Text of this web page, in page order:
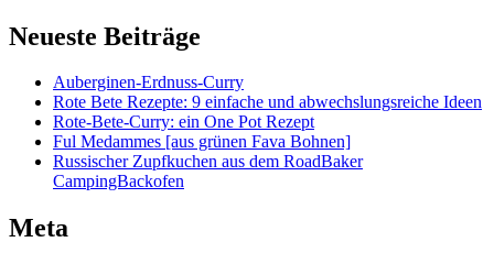
Neueste Beiträge
Auberginen-Erdnuss-Curry
Rote Bete Rezepte: 9 einfache und abwechslungsreiche Ideen
Rote-Bete-Curry: ein One Pot Rezept
Ful Medammes [aus grünen Fava Bohnen]
Russischer Zupfkuchen aus dem RoadBaker
CampingBackofen
Meta